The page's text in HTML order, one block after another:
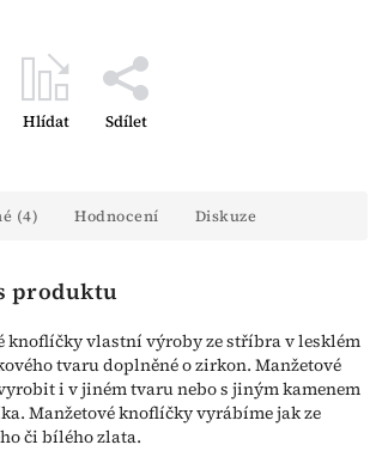
Hlídat Sdílet
(4) Hodnocení Diskuze
produktu
knoflíčky vlastní výroby ze stříbra v lesklém
tvaru doplněné o zirkon. Manžetové
i v jiném tvaru nebo s jiným kamenem
Manžetové knoflíčky vyrábíme jak ze
či bílého zlata.